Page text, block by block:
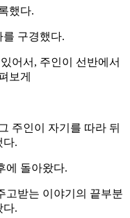
했다.
를 구경했다.
어서, 주인이 선반에서
보게
주인이 자기를 따라 뒤
다.
에 돌아왔다.
고받는 이야기의 끝부분
다.